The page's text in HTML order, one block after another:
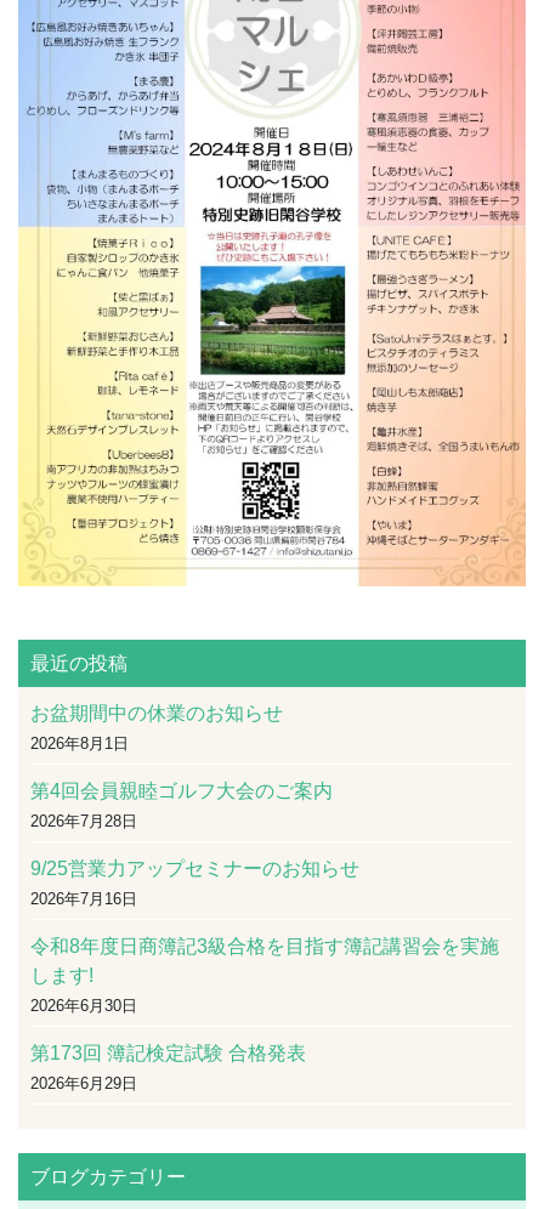
最近の投稿
お盆期間中の休業のお知らせ
2026年8月1日
第4回会員親睦ゴルフ大会のご案内
2026年7月28日
9/25営業力アップセミナーのお知らせ
2026年7月16日
令和8年度日商簿記3級合格を目指す簿記講習会を実施
します!
2026年6月30日
第173回 簿記検定試験 合格発表
2026年6月29日
ブログカテゴリー